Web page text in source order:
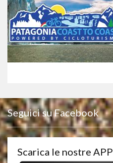
Seguici su Facebook
Scarica le nostre APP